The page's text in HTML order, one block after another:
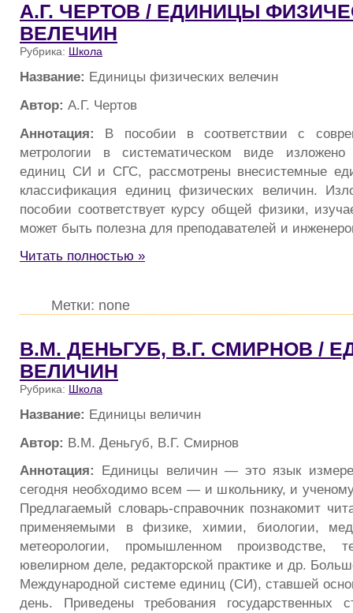
А.Г. ЧЕРТОВ / ЕДИНИЦЫ
ВЕЛЕЧИН
Рубрика: Школа
Название: Единицы физических велечин
Автор: А.Г. Чертов
Аннотация: В пособии в соответствии с
метрологии в систематическом виде изложено
единиц СИ и СГС, рассмотрены внесистемные
классификация единиц физических величин.
пособии соответствует курсу общей физики,
может быть полезна для преподавателей и
Читать полностью »
Метки: none
В.М. ДЕНЬГУБ, В.Г. СМИРНОВ /
ВЕЛИЧИН
Рубрика: Школа
Название: Единицы величин
Автор: В.М. Деньгуб, В.Г. Смирнов
Аннотация: Единицы величин — это язык
сегодня необходимо всем — и школьнику, и
Предлагаемый словарь-справочник познакомит
применяемыми в физике, химии, биологии,
метеорологии, промышленном производстве,
ювелирном деле, редакторской практике и др.
Международной системе единиц (СИ), ставшей
день. Приведены требования государственных